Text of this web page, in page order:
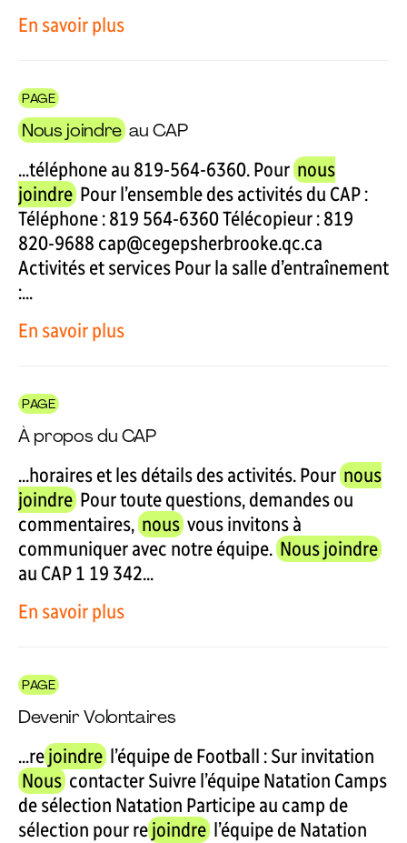
En savoir plus
PAGE
Nous joindreau CAP
...téléphone au 819-564-6360. Pour nous
joindre Pour l’ensemble des activités du CAP :
Téléphone : 819 564-6360 Télécopieur : 819
820-9688 cap@cegepsherbrooke.qc.ca
Activités et services Pour la salle d’entraînement
:...
En savoir plus
PAGE
À propos du CAP
...horaires et les détails des activités. Pour nous
joindre Pour toute questions, demandes ou
commentaires, nous vous invitons à
communiquer avec notre équipe. Nous joindre
au CAP 1 19 342...
En savoir plus
PAGE
Devenir Volontaires
...rejoindre l’équipe de Football : Sur invitation
Nous contacter Suivre l’équipe Natation Camps
de sélection Natation Participe au camp de
sélection pour rejoindre l’équipe de Natation